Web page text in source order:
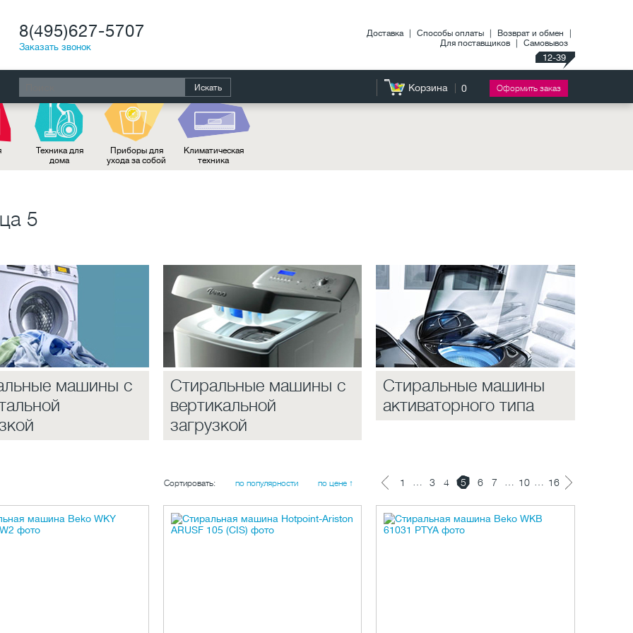
8(495)627-5707
Заказать звонок
Доставка Способы оплаты Возврат и обмен
Для поставщиков
Самовывоз
12-39
Искать Корзина 0 Оформить заказ
Техника для
дома
Приборы для
ухода за собой
Климатическая
техника
5
машины с
Стиральные машины с
вертикальной
загрузкой
Стиральные машины
активаторного типа
1 3 4 5 6 7 10 16
Сортировать: по популярности по цене ↑